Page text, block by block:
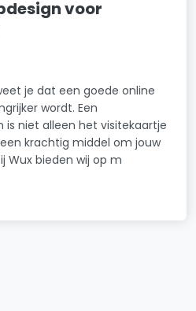
voor
je dat een goede online
wordt. Een
is niet alleen het visitekaartje
krachtig middel om jouw
Wux bieden wij op m